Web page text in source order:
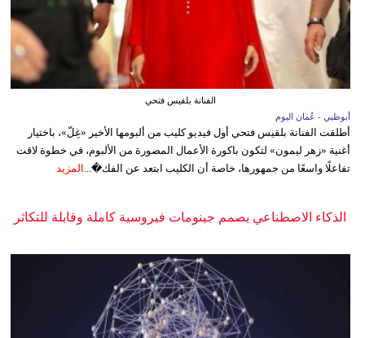
الفنانة بلقيس فتحي
أبوظبي - عُمان اليوم
أطلقت الفنانة بلقيس فتحي أول فيديو كليب من ألبومها الأخير «غِلّ»، باختيار
أغنية «زهر ليمون» لتكون باكورة الأعمال المصورة من الألبوم، في خطوة لاقت
تفاعلًا واسعًا من جمهورها، خاصة أن الكليب ابتعد عن الفك�... المزيد
الذكاء الاصطناعي يصمم جينومات فيروسية كاملة وقابلة للتكاثر